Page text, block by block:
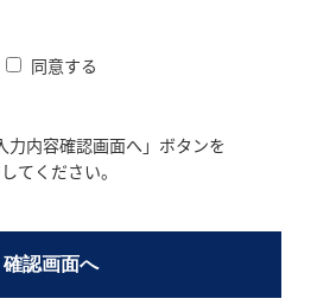
同意する
力内容確認画面へ」ボタンを
てください。